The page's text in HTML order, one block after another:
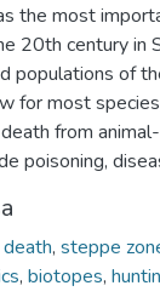
the most
20th century in
populations of
for most
from
poisoning,
death, steppe
, biotopes,